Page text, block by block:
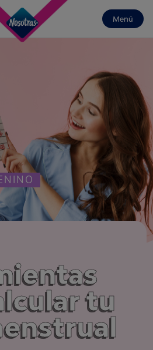
Menú
tu